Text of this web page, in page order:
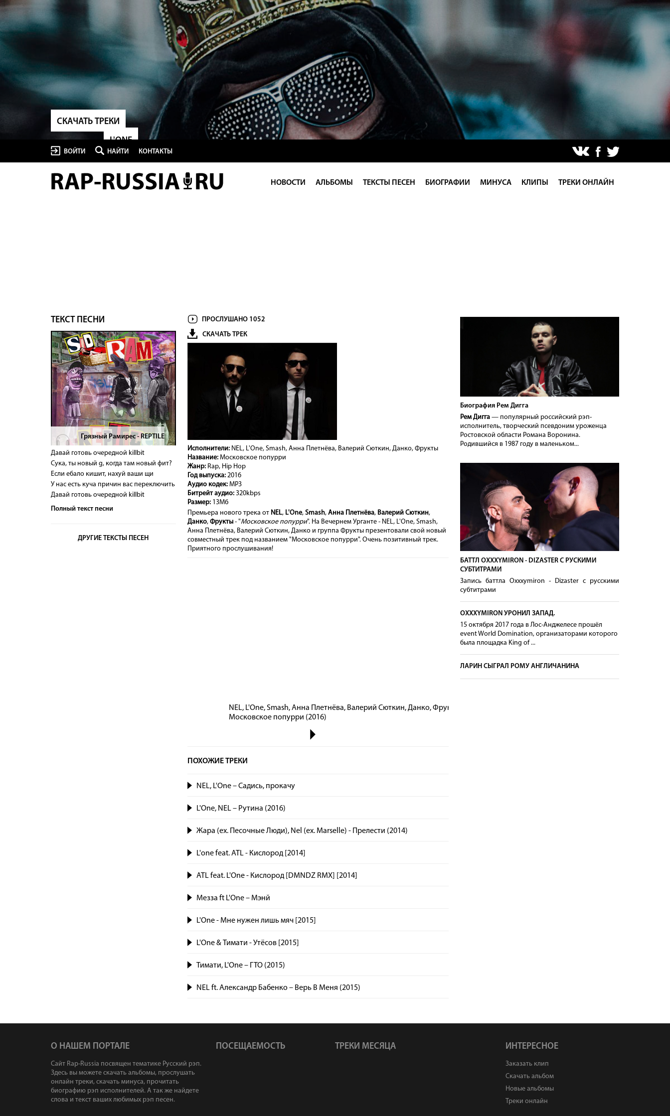
ВОЙТИ НАЙТИ КОНТАКТЫ
НОВОСТИ АЛЬБОМЫ ТЕКСТЫ ПЕСЕН БИОГРАФИИ МИНУСА КЛИПЫ ТРЕКИ ОНЛАЙН
СКАЧАТЬ ТРЕКИ
L'ONE
ТЕКСТ ПЕСНИ
> Грязный Рамирес - REPTILE
Давай готовь очередной killbit
Сука, ты новый g, когда там новый фит?
Если ебало кишит, нахуй ваши щи
У нас есть куча причин вас переключить
Давай готовь очередной killbit
Полный текст песни
ДРУГИЕ ТЕКСТЫ ПЕСЕН
ПРОСЛУШАНО 1052
СКАЧАТЬ ТРЕК
Исполнители:NEL, L'One, Smash, Анна Плетнёва, Валерий Сюткин, Данко, Фрукты
Название:Московское попурри
Жанр:Rap, Hip Hop
Год выпуска:2016
Аудио кодек:MP3
Битрейт аудио:320kbps
Размер: 13Мб
Премьера нового трека от NEL, L'One, Smash, Анна Плетнёва, Валерий Сюткин,
Данко, Фрукты- "Московское попурри". На Вечернем Урганте - NEL, L'One, Smash,
Анна Плетнёва, Валерий Сюткин, Данко и группа Фрукты презентовали свой новый
совместный трек под названием "Московское попурри". Очень позитивный трек.
Приятного прослушивания!
NEL, L'One, Smash, Анна Плетнёва, Валерий Сюткин, Данко, Фрукты –
Московское попурри (2016)
ПОХОЖИЕ ТРЕКИ
NEL, L'One – Садись, прокачу
L'One, NEL – Рутина (2016)
Жара (ex. Песочные Люди), Nel (ex. Marselle) - Прелести (2014)
L'one feat. ATL - Кислород [2014]
ATL feat. L'One - Кислород [DMNDZ RMX] [2014]
Мезза ft L'One – Мэнй
L'One - Мне нужен лишь мяч [2015]
L'One & Тимати - Утёсов [2015]
Тимати, L'One – ГТО (2015)
NEL ft. Александр Бабенко – Верь В Меня (2015)
Биография Рем Дигга
Рем Дигга— популярный российский рэп-
исполнитель, творческий псевдоним уроженца
Ростовской области Романа Воронина.
Родившийся в 1987 году в маленьком...
БАТТЛ OXXXYMIRON - DIZASTER С РУСКИМИ
СУБТИТРАМИ
Запись баттла Oxxxymiron - Dizaster с русскими
субтитрами
OXXXYMIRON УРОНИЛ ЗАПАД.
15 октября 2017 года в Лос-Анджелесе прошёл
event World Domination, организаторами которого
была площадка King of ...
ЛАРИН СЫГРАЛ РОМУ АНГЛИЧАНИНА
О НАШЕМ ПОРТАЛЕ
Сайт Rap-Russia посвящен тематике Русский рэп.
Здесь вы можете скачать альбомы, прослушать
онлайн треки, скачать минуса, прочитать
биографию рэп исполнителей. А так же найдете
слова и текст ваших любимых рэп песен.
ПОСЕЩАЕМОСТЬ ТРЕКИ МЕСЯЦА ИНТЕРЕСНОЕ
Заказать клип
Скачать альбом
Новые альбомы
Треки онлайн